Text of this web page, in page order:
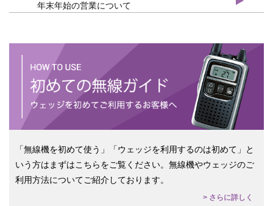
年末年始の営業について
「無線機を初めて使う」「ウェッジを利用するのは初めて」と
いう方はまずはこちらをご覧ください。無線機やウェッジのご
利用方法についてご紹介しております。
> さらに詳しく